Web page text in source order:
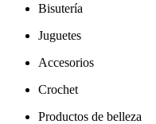
Bisutería
Juguetes
Accesorios
Crochet
Productos de belleza